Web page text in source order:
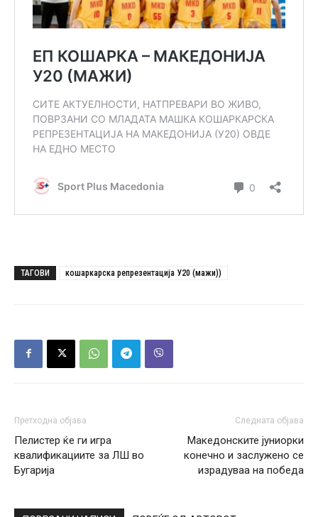
ТАГОВИ кошаркарска репрезентација У20 (мажи))
Претходна објава
Пелистер ќе ги игра
квалификациите за ЛШ во
Бугарија
Следната објава
Македонските јуниорки
конечно и заслужено се
израдуваа на победа